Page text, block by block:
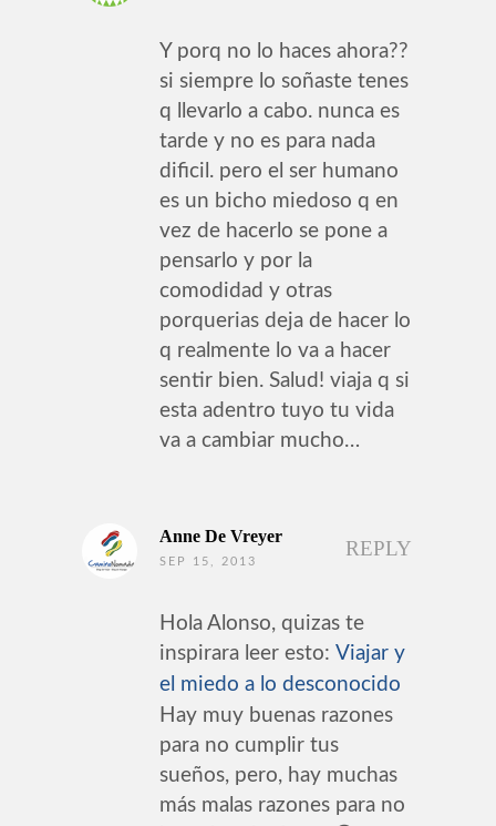
Y porq no lo haces ahora??
si siempre lo soñaste tenes
q llevarlo a cabo. nunca es
tarde y no es para nada
dificil. pero el ser humano
es un bicho miedoso q en
vez de hacerlo se pone a
pensarlo y por la
comodidad y otras
porquerias deja de hacer lo
q realmente lo va a hacer
sentir bien. Salud! viaja q si
esta adentro tuyo tu vida
va a cambiar mucho…
Anne De Vreyer
SEP 15, 2013
REPLY
Hola Alonso, quizas te
inspirara leer esto: Viajar y
el miedo a lo desconocido
Hay muy buenas razones
para no cumplir tus
sueños, pero, hay muchas
más malas razones para no